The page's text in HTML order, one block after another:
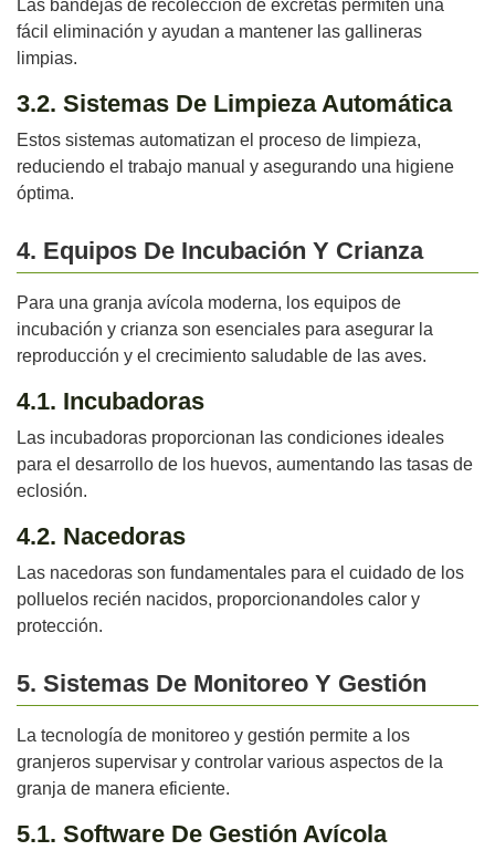
Las bandejas de recolección de excretas permiten una
fácil eliminación y ayudan a mantener las gallineras
limpias.
3.2. Sistemas De Limpieza Automática
Estos sistemas automatizan el proceso de limpieza,
reduciendo el trabajo manual y asegurando una higiene
óptima.
4. Equipos De Incubación Y Crianza
Para una granja avícola moderna, los equipos de
incubación y crianza son esenciales para asegurar la
reproducción y el crecimiento saludable de las aves.
4.1. Incubadoras
Las incubadoras proporcionan las condiciones ideales
para el desarrollo de los huevos, aumentando las tasas de
eclosión.
4.2. Nacedoras
Las nacedoras son fundamentales para el cuidado de los
polluelos recién nacidos, proporcionandoles calor y
protección.
5. Sistemas De Monitoreo Y Gestión
La tecnología de monitoreo y gestión permite a los
granjeros supervisar y controlar various aspectos de la
granja de manera eficiente.
5.1. Software De Gestión Avícola